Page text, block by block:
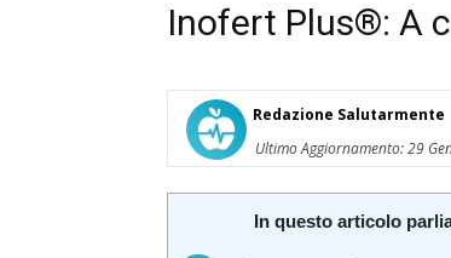
Inofert Plus®: A
Redazione Salutarmente
Ultimo Aggiornamento: 29
In questo articolo